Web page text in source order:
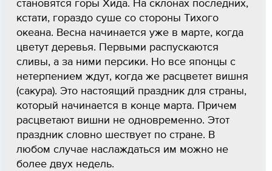
становятся горы Хида. На склонах последних,
кстати, гораздо суше со стороны Тихого
океана. Весна начинается уже в марте, когда
цветут деревья. Первыми распускаются
сливы, а за ними персики. Но все японцы с
нетерпением ждут, когда же расцветет вишня
(сакура). Это настоящий праздник для страны,
который начинается в конце марта. Причем
расцветают вишни не одновременно. Этот
праздник словно шествует по стране. В
любом случае наслаждаться им можно не
более двух недель.